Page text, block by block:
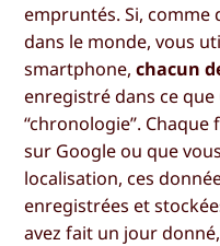
empruntés. Si, comme
dans le monde, vous
smartphone,chacun
enregistré dans ce
“chronologie”. Chaque
sur Google ou que
localisation, ces
enregistrées et
avez fait un jour